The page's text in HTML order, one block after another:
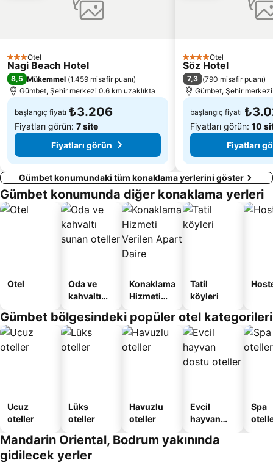
Sahte Cennet Beach Club Bar & Restoran
Porto of Kos
Lambi Beach
Çayıraltı Halk Plajı
3 Yıldız
Otel
Nagi Beach Hotel
8,5 Mükemmel (1.459 misafir puanı)
Gümbet, Şehir merkezi 0.6 km uzaklıkta
başlangıç fiyatı ₺3.206
Fiyatları görün: 7 site
Fiyatları görün
4 YıldızOtel
Söz Hotel
7,3 (790 misafir puanı)
Gümbet, Şehir
başlangıç fiyatı
Fiyatları görün: 10
Fiyatları
Gümbet konumundaki tüm konaklama yerlerini göster
Gümbet konumunda diğer konaklama yerleri
Otel
Oda ve
kahvaltı
oteller
Konaklama
Hizmeti
Apart
Daire
Tatil
köyleri
Gümbet bölgesindeki popüler otel kategorileri
Ucuz
oteller
Lüks
oteller
Havuzlu
oteller
Evcil
hayvan
oteller
Spa
Mandarin Oriental, Bodrum yakınında
gidilecek yerler